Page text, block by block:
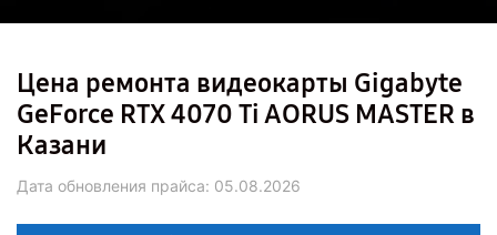
Цена ремонта видеокарты Gigabyte
GeForce RTX 4070 Ti AORUS MASTER в
Казани
Дата обновления прайса: 05.08.2026